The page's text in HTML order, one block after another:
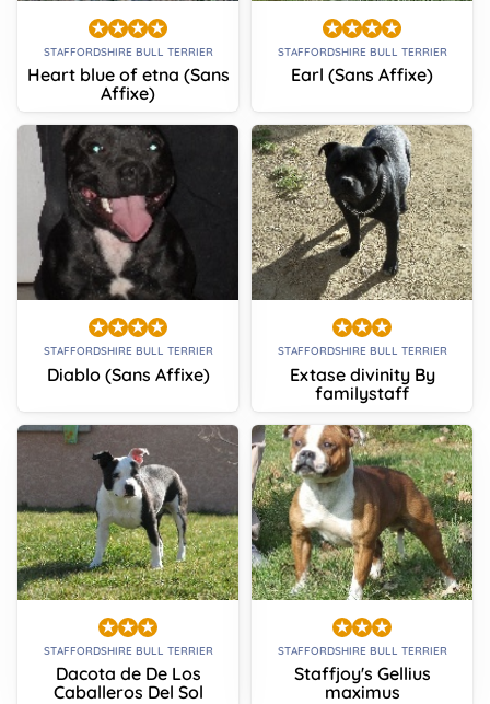
STAFFORDSHIRE BULL TERRIER
Heart blue of etna (Sans
Affixe)
STAFFORDSHIRE BULL TERRIER
Earl (Sans Affixe)
STAFFORDSHIRE BULL TERRIER
Diablo (Sans Affixe)
STAFFORDSHIRE BULL TERRIER
Extase divinity By
familystaff
STAFFORDSHIRE BULL TERRIER
Dacota de De Los
Caballeros Del Sol
STAFFORDSHIRE BULL TERRIER
Staffjoy's Gellius
maximus